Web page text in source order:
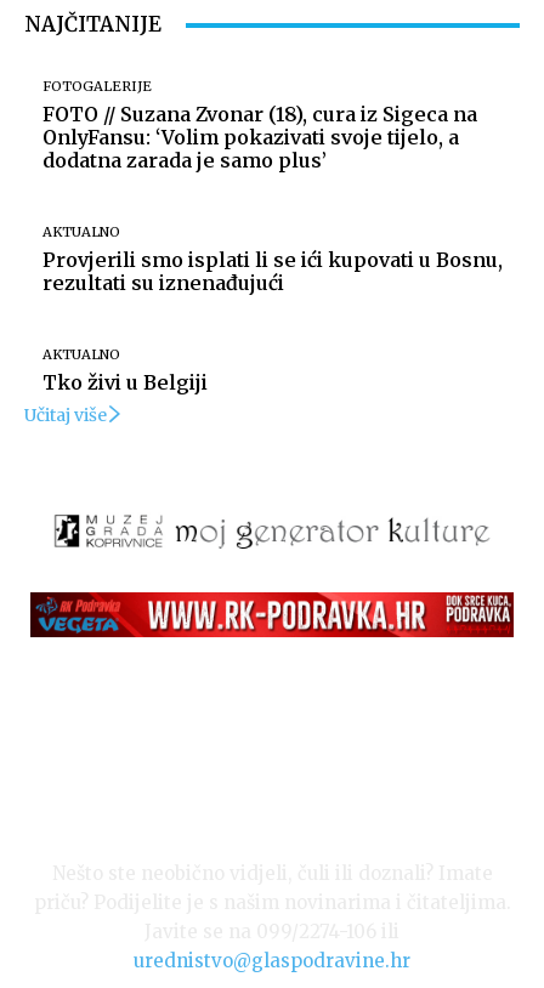
Snimio Tomislav Matijašić.
NAJČITANIJE
FOTOGALERIJE
FOTO // Suzana Zvonar (18), cura iz Sigeca na
OnlyFansu: ‘Volim pokazivati svoje tijelo, a
dodatna zarada je samo plus’
AKTUALNO
Provjerili smo isplati li se ići kupovati u Bosnu,
rezultati su iznenađujući
AKTUALNO
Tko živi u Belgiji
Učitaj više
urednistvo@glaspodravine.hr